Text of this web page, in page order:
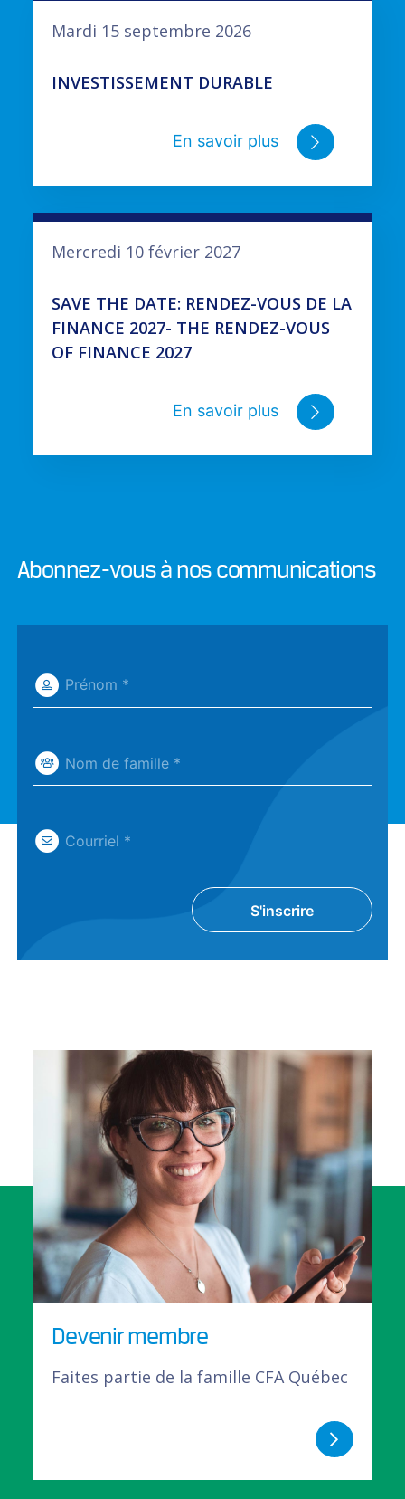
Mardi 15 septembre 2026
INVESTISSEMENT DURABLE
En savoir plus
Mercredi 10 février 2027
SAVE THE DATE: RENDEZ-VOUS DE LA
FINANCE 2027- THE RENDEZ-VOUS
OF FINANCE 2027
En savoir plus
Abonnez-vous à nos communications
Prénom *
Nom de famille *
Courriel *
S'inscrire
Devenir membre
Faites partie de la famille CFA Québec